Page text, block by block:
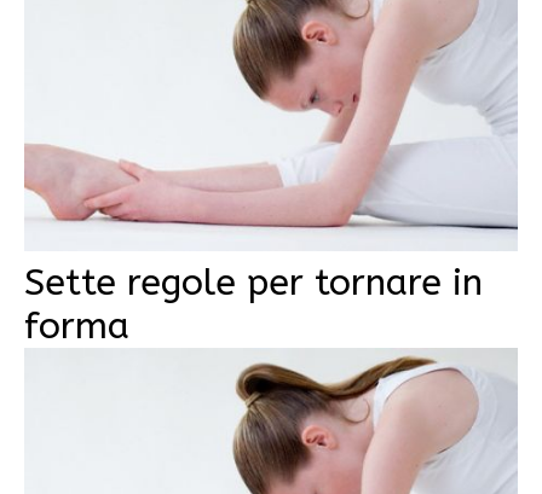
Sette regole per tornare in
forma